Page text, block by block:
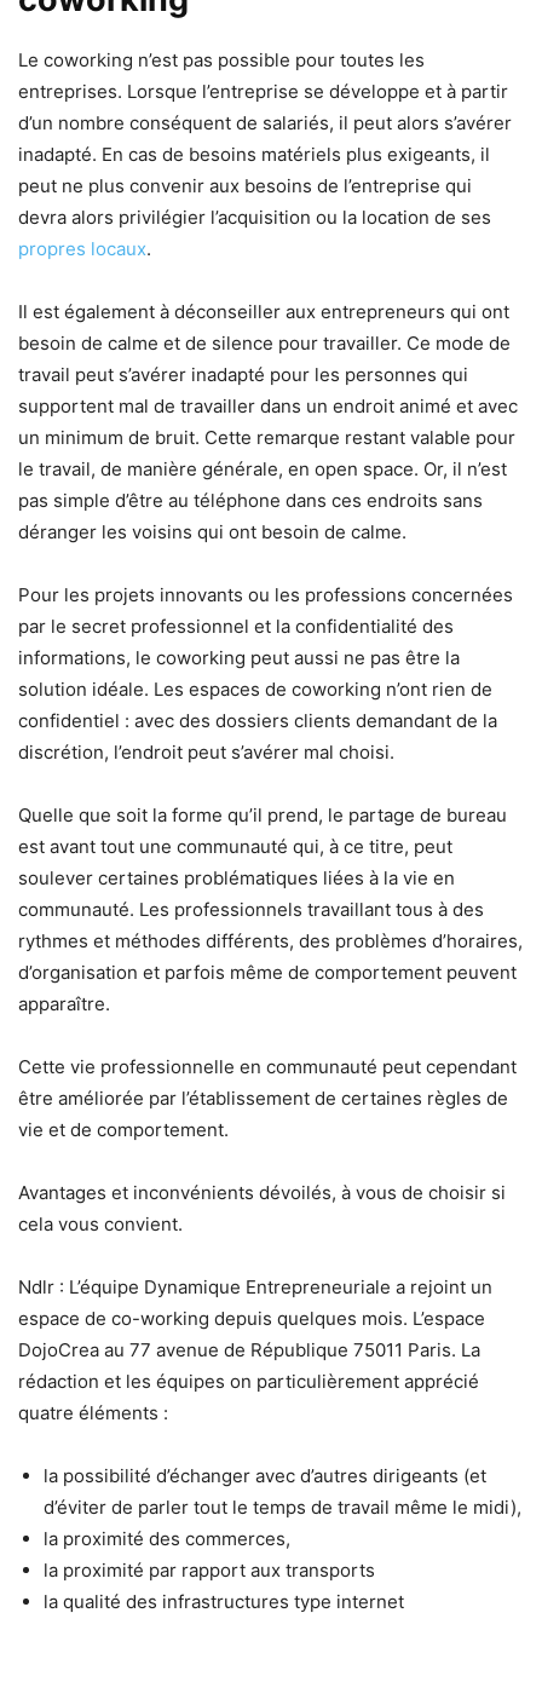
Le coworking n’est pas possible pour toutes les
entreprises. Lorsque l’entreprise se développe et à partir
d’un nombre conséquent de salariés, il peut alors s’avérer
inadapté. En cas de besoins matériels plus exigeants, il
peut ne plus convenir aux besoins de l’entreprise qui
devra alors privilégier l’acquisition ou la location de ses
propres locaux.
Il est également à déconseiller aux entrepreneurs qui ont
besoin de calme et de silence pour travailler. Ce mode de
travail peut s’avérer inadapté pour les personnes qui
supportent mal de travailler dans un endroit animé et avec
un minimum de bruit. Cette remarque restant valable pour
le travail, de manière générale, en open space. Or, il n’est
pas simple d’être au téléphone dans ces endroits sans
déranger les voisins qui ont besoin de calme.
Pour les projets innovants ou les professions concernées
par le secret professionnel et la confidentialité des
informations, le coworking peut aussi ne pas être la
solution idéale. Les espaces de coworking n’ont rien de
confidentiel : avec des dossiers clients demandant de la
discrétion, l’endroit peut s’avérer mal choisi.
Quelle que soit la forme qu’il prend, le partage de bureau
est avant tout une communauté qui, à ce titre, peut
soulever certaines problématiques liées à la vie en
communauté. Les professionnels travaillant tous à des
rythmes et méthodes différents, des problèmes d’horaires,
d’organisation et parfois même de comportement peuvent
apparaître.
Cette vie professionnelle en communauté peut cependant
être améliorée par l’établissement de certaines règles de
vie et de comportement.
Avantages et inconvénients dévoilés, à vous de choisir si
cela vous convient.
Ndlr : L’équipe Dynamique Entrepreneuriale a rejoint un
espace de co-working depuis quelques mois. L’espace
DojoCrea au 77 avenue de République 75011 Paris. La
rédaction et les équipes on particulièrement apprécié
quatre éléments :
la possibilité d’échanger avec d’autres dirigeants (et
d’éviter de parler tout le temps de travail même le midi),
la proximité des commerces,
la proximité par rapport aux transports
la qualité des infrastructures type internet